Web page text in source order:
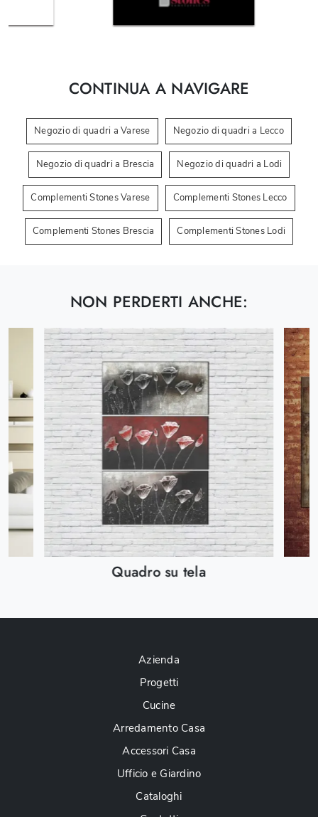
CONTINUA A NAVIGARE
Negozio di quadri a Varese Negozio di quadri a Lecco
Negozio di quadri a Brescia Negozio di quadri a Lodi
Complementi Stones Varese Complementi Stones Lecco
Complementi Stones Brescia Complementi Stones Lodi
NON PERDERTI ANCHE:
Quadro su tela
Azienda
Progetti
Cucine
Arredamento Casa
Accessori Casa
Ufficio e Giardino
Cataloghi